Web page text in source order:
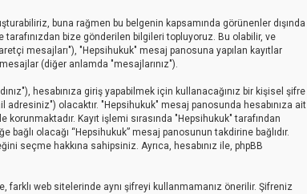
buna rağmen bu belgenin kapsamında görünenler dışında
bize gönderilen bilgileri topluyoruz. Bu olabilir, ve
mesajları"), "Hepsihukuk" mesaj panosuna yapılan kayıtlar
(diğer anlamda "mesajlarınız").
hesabınıza giriş yapabilmek için kullanacağınız bir kişisel şifre
olacaktır. "Hepsihukuk" mesaj panosunda hesabınıza ait
Kayıt işlemi sırasında "Hepsihukuk" tarafından
bağlı olacağı “Hepsihukuk” mesaj panosunun takdirine bağlıdır.
seçme hakkına sahipsiniz. Ayrıca, hesabınız ile, phpBB
web sitelerinde aynı şifreyi kullanmamanız önerilir. Şifreniz